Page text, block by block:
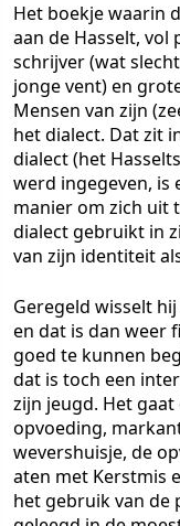
Het boekje waarin
aan de Hasselt,
schrijver (wat
jonge vent) en
Mensen van zijn
het dialect. Dat zit
dialect (het
werd ingegeven, is
manier om zich uit
dialect gebruikt in
van zijn identiteit
Geregeld wisselt
en dat is dan weer
goed te kunnen
dat is toch een
zijn jeugd. Het
opvoeding,
wevershuisje, de
aten met Kerstmis
het gebruik van de